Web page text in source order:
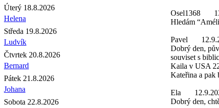
Úterý 18.8.2026
Helena
Středa 19.8.2026
Ludvík
Čtvrtek 20.8.2026
Bernard
Pátek 21.8.2026
Johana
Sobota 22.8.2026
Osel1368
Hledám
Pavel
Dobrý den,
souviset s
Kaila v USA
Kateřina a pak
Ela
Dobrý den,